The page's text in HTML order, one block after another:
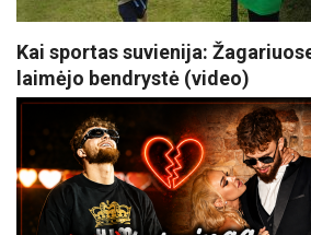
Kai sportas suvienija:
laimėjo bendrystė (video)